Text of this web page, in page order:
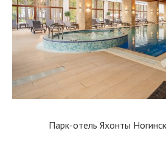
Парк-отель Яхонты